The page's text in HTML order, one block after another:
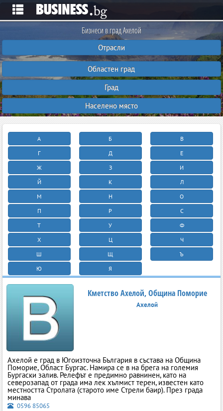
Бизнеси в град Ахелой
Отрасли
Областен град
Град
Населено място
А Б
В
Г
Д
Е
Ж
З
И
Й
К
Л
М
Н
О
П
Р
С
Т
У
Ф
Х
Ц
Ч
Ш
Щ
Ъ
Ю
Я
Кметство Ахелой, Община Поморие
Ахелой
Ахелой е град в Югоизточна България в състава на Община
Поморие, Област Бургас. Намира се в на брега на големия
Бургаски залив. Релефът е предимно равнинен, като на
северозапад от града има лек хълмист терен, известен като
местността Стролата (старото име Стрели баир). През града
минава
0596 85065